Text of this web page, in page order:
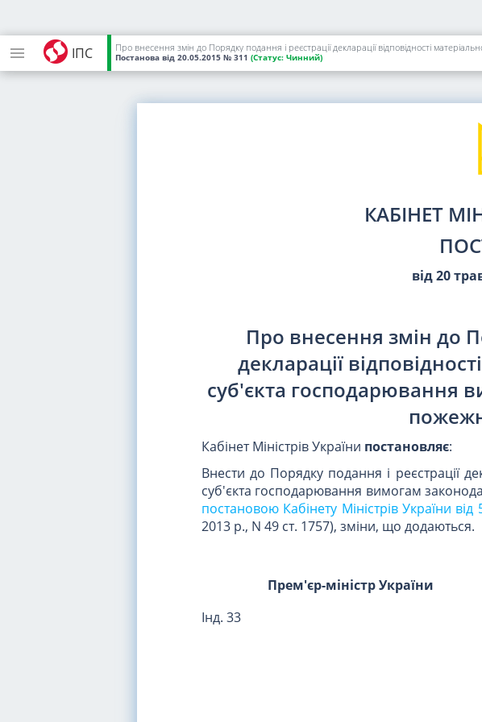
ІПС Про внесення змін до Порядку подання і реєстрації декларації відповідності
Постанова від 20.05.2015 № 311 (Статус: Чинний)
КАБІНЕТ
від 20
Про внесення змін до
декларації
суб'єкта господарювання
Кабінет Міністрів України постановляє:
Внести до Порядку подання і реєстрації
суб'єкта господарювання вимогам
постановою Кабінету Міністрів України
2013 р., N 49 ст. 1757), зміни, що додаються.
Прем'єр-міністр України
Інд. 33